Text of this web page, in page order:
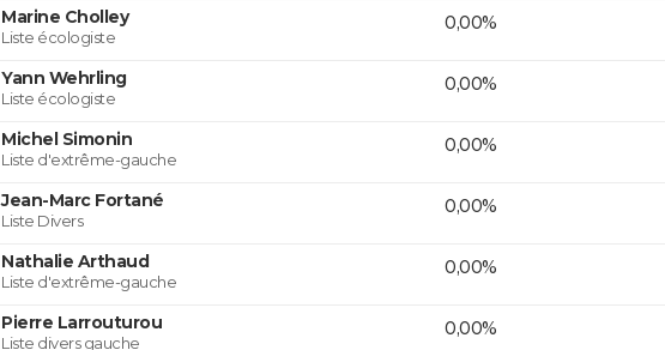
Marine Cholley
Liste écologiste
0,00%
Yann Wehrling
Liste écologiste
0,00%
Michel Simonin
Liste d'extrême-gauche
0,00%
Jean-Marc Fortané
Liste Divers
0,00%
Nathalie Arthaud
Liste d'extrême-gauche
0,00%
Pierre Larrouturou
Liste divers gauche
0,00%